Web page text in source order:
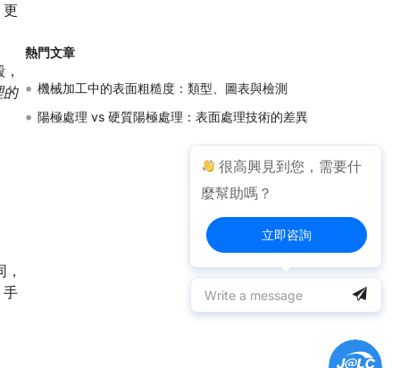
的
手
熱門文章
• 機械加工中的表面粗糙度：類型、圖表與檢測
• 陽極處理 vs 硬質陽極處理：表面處理技術的差異
很高興見到您，需要什
麼幫助嗎？
立即咨詢